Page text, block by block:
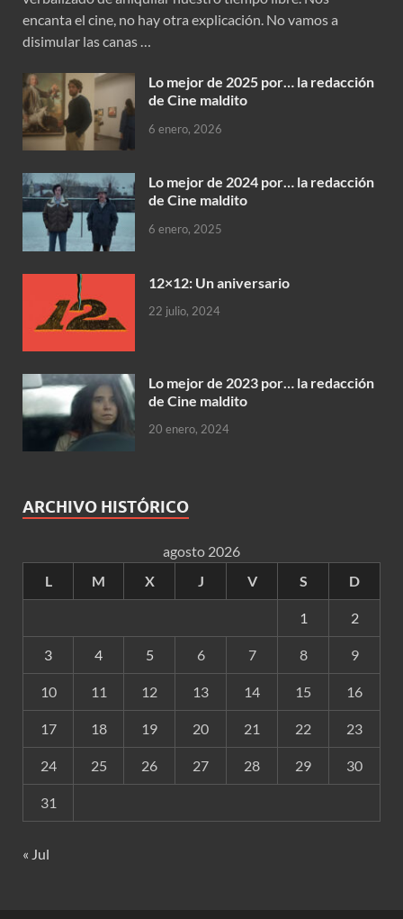
encanta el cine, no hay otra explicación. No vamos a
disimular las canas …
Lo mejor de 2025 por… la redacción
de Cine maldito
6 enero, 2026
Lo mejor de 2024 por… la redacción
de Cine maldito
6 enero, 2025
12×12: Un aniversario
22 julio, 2024
Lo mejor de 2023 por… la redacción
de Cine maldito
20 enero, 2024
ARCHIVO HISTÓRICO
agosto 2026
L
M X J V S D
1 2
3 4 5 6 7 8 9
10 11 12 13 14 15 16
17 18 19 20 21 22 23
24 25 26 27 28 29 30
31
« Jul